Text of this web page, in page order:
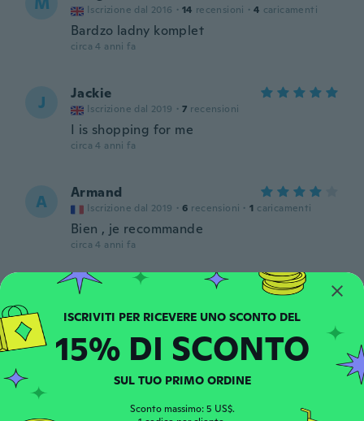
Iscrizione dal 2016 · 14 recensioni · 4 caricamenti
Bardzo ladny komplet
circa 4 anni fa
J Jackie
Iscrizione dal 2019 · 7 recensioni
I is shopping for me
circa 4 anni fa
A Armand
Iscrizione dal 2019 · 6 recensioni · 1 caricamenti
Bien , je recommande
circa 4 anni fa
Ana
S Seamus
Iscrizione dal 2018 · 34 recensioni
15% DI SCONTO
SUL TUO PRIMO ORDINE
Sconto massimo: 5 US$.